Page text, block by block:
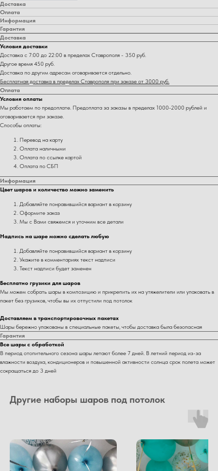
Доставка
Оплата
Информация
Гарантия
Доставка
Условия доставки
Доставка с 7:00 до 22:00 в пределах Ставрополя - 350 руб.
Другое время 450 руб.
Доставка по другим адресам оговаривается отдельно.
Бесплатная доставка в пределах Ставрополя при заказе от 3000 руб.
Оплата
Условия оплаты
Мы работаем по предоплате. Предоплата за заказы в пределах 1000-2000 рублей и
оговаривается при заказе.
Способы оплаты:
Перевод на карту
Оплата наличными
Оплата по ссылке картой
Оплата по СБП
Информация
Цвет шаров и количество можно заменить
Добавляйте понравившийся вариант в корзину
Оформите заказ
Мы с Вами свяжемся и уточним все детали
Надпись на шаре можно сделать любую
Добавляйте понравившийся вариант в корзину
Укажите в комментариях текст надписи
Текст надписи будет заменен
Бесплатно грузики для шаров
Мы можем собрать шары в композицию и прикрепить их на утяжелители или упаковать в
пакет без грузиков, чтобы вы их отпустили под потолок
Доставляем в транспортировочных пакетах
Шары бережно упакованы в специальные пакеты, чтобы доставка была безопасная
Гарантия
Все шары с обработкой
В период отопительного сезона шары летают более 7 дней. В летний период из-за
влажности воздуха, кондиционеров и повышенной активности солнца срок полета может
сокращаться до 3 дней
Другие наборы шаров под потолок